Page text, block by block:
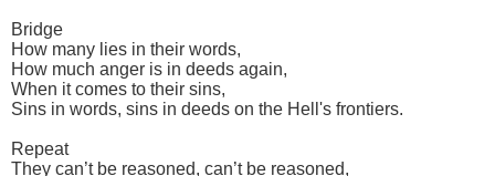
Bridge
How many lies in their words,
How much anger is in deeds again,
When it comes to their sins,
Sins in words, sins in deeds on the Hell's frontiers.
Repeat
They can’t be reasoned, can’t be reasoned,